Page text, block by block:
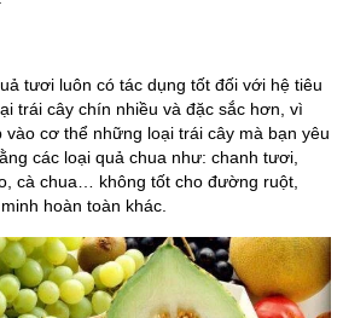
tươi luôn có tác dụng tốt đối với hệ tiêu
trái cây chín nhiều và đặc sắc hơn, vì
cơ thể những loại trái cây mà bạn yêu
các loại quả chua như: chanh tươi,
cà chua… không tốt cho đường ruột,
hoàn toàn khác.